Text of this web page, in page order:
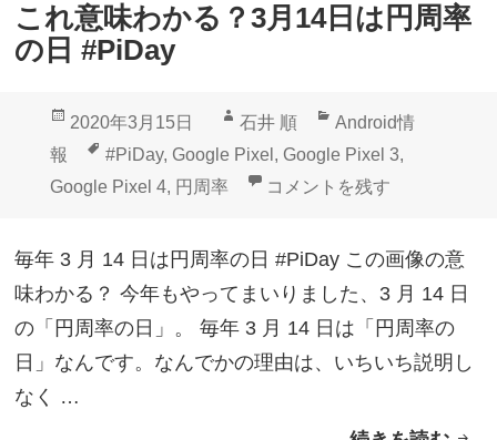
これ意味わかる？3月14日は円周率
の日 #PiDay
投
日:
2020年3月15日
作
成
者
石井 順
カ
テ
ゴ
Android情
報
タ
グ
#PiDay, Google Pixel , Google Pixel 3,
Google Pixel 4, 円周率 これ意味わかる？3月14日
コメントを残す
毎年 3 月 14 日は円周率の日 #PiDay この画像の意
味わかる？ 今年もやってまいりました、3 月 14 日
の「円周率の日」。 毎年 3 月 14 日は「円周率の
日」なんです。なんでかの理由は、いちいち説明し
なく …